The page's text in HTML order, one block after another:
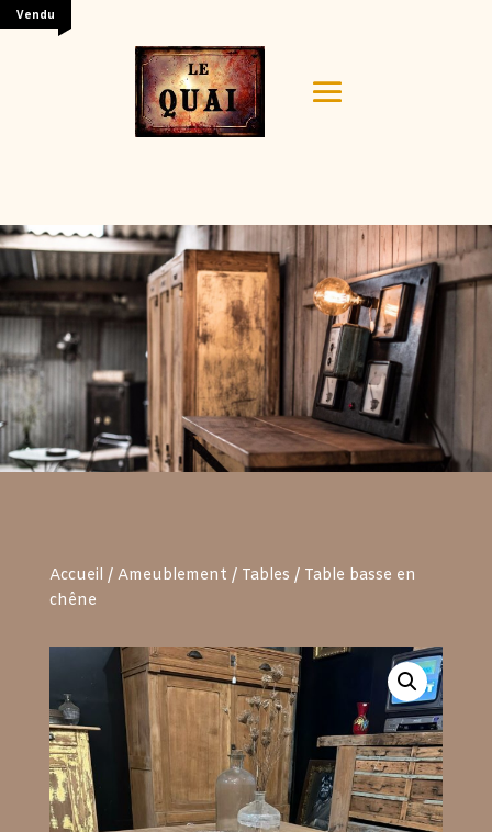
Vendu
Your content goes here. Edit or remove this text inline
or in the module Content settings. You can also style
every aspect of this content in the module Design
settings and even apply custom CSS to this text in the
module Advanced settings.
Accueil / Ameublement / Tables / Table basse en
chêne